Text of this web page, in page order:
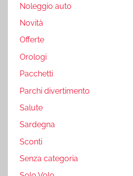
Noleggio auto
Novità
Offerte
Orologi
Pacchetti
Parchi divertimento
Salute
Sardegna
Sconti
Senza categoria